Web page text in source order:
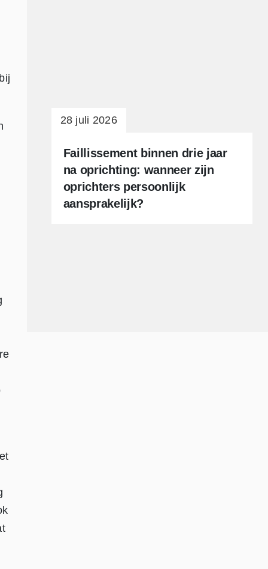
Faillissement binnen drie jaar
na oprichting: wanneer zijn
oprichters persoonlijk
aansprakelijk?
28 juli 2026